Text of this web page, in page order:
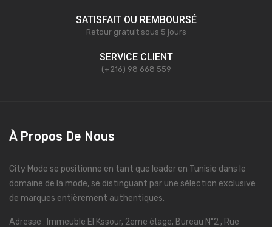
SATISFAIT OU REMBOURSÉ
Retour gratuit sous 5 jours
SERVICE CLIENT
(+216) 98 668 559
À Propos De Nous
City Mode se positionne en tant que leader en Tunisie dans le
domaine de la mode, se distinguant par une sélection exclusive
de marques entièrement authentiques.
Adresse : Immeuble El Kssour, 2eme étage, Bureau N°2 , Rue